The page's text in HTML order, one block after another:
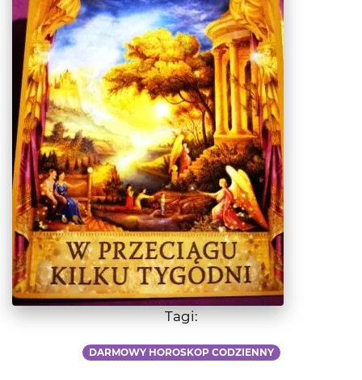
Tagi:
DARMOWY HOROSKOP CODZIENNY